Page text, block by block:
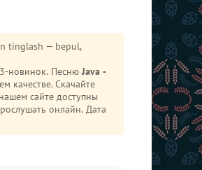
tinglash — bepul,
новинок. ПеснюJava -
Скачайте
сайте доступны
онлайн. Дата